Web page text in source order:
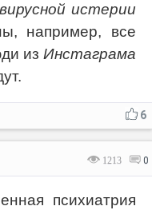
истерии
например, все
из Инстаграма
6
1213 0
психиатрия